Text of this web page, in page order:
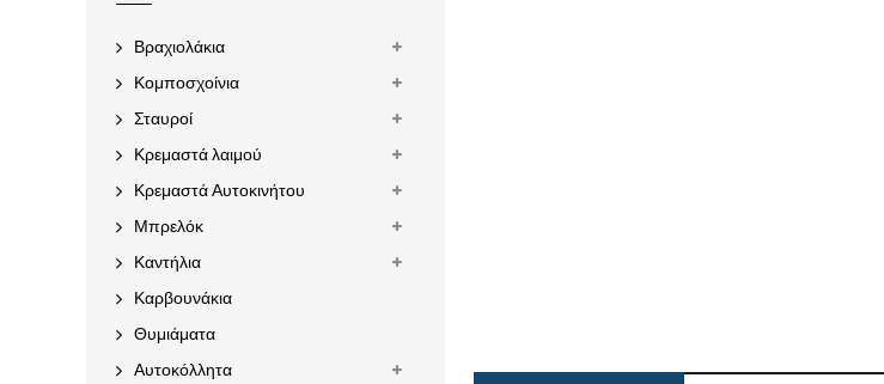
Βραχιολάκια
Κομποσχοίνια
Σταυροί
Κρεμαστά λαιμού
Κρεμαστά Αυτοκινήτου
Μπρελόκ
Καντήλια
Καρβουνάκια
Θυμιάματα
Αυτοκόλλητα